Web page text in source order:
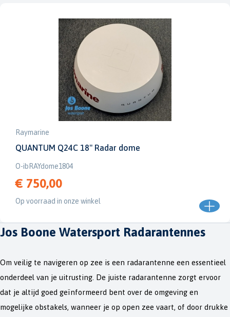
Raymarine
QUANTUM Q24C 18" Radar dome
O-ibRAYdome1804
€ 750,00
Op voorraad in onze winkel
Jos Boone Watersport Radarantennes
Om veilig te navigeren op zee is een radarantenne een essentieel
onderdeel van je uitrusting. De juiste radarantenne zorgt ervoor
dat je altijd goed geïnformeerd bent over de omgeving en
mogelijke obstakels, wanneer je op open zee vaart, of door drukke